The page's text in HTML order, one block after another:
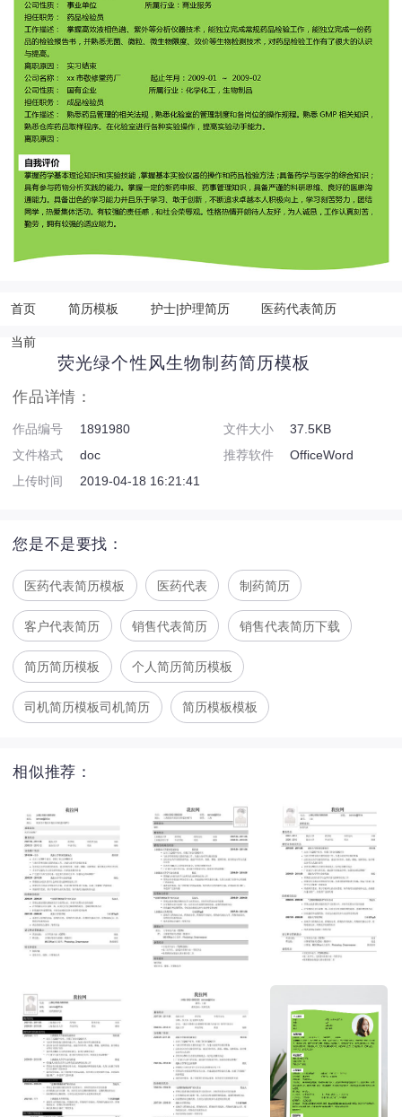
首页 简历模板 护士|护理简历 医药代表简历
当前
荧光绿个性风生物制药简历模板
作品详情：
作品编号 1891980 文件大小
37.5KB
文件格式
doc 推荐软件
OfficeWord
上传时间
2019-04-18 16:21:41
您是不是要找：
医药代表简历模板 医药代表 制药简历
客户代表简历 销售代表简历 销售代表简历下载
简历简历模板 个人简历简历模板
司机简历模板司机简历 简历模板模板
相似推荐：